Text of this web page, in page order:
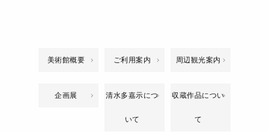
美術館概要 ご利用案内 周辺観光案内
企画展 清水多嘉示につ
いて
収蔵作品につい
て